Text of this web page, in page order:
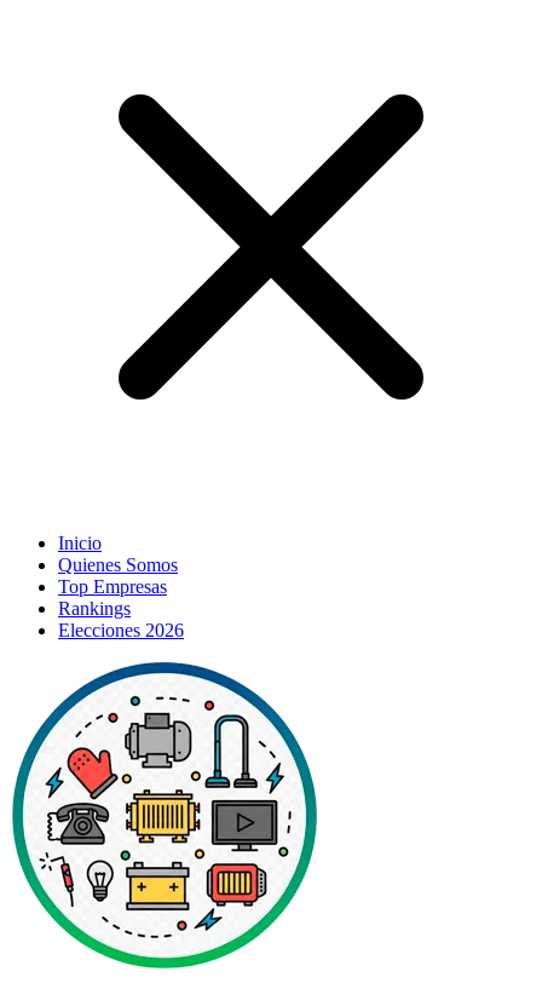
Inicio
Quienes Somos
Top Empresas
Rankings
Elecciones 2026